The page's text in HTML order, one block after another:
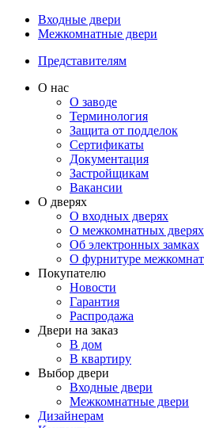
Входные двери
Межкомнатные двери
Представителям
О нас
О заводе
Терминология
Защита от подделок
Сертификаты
Документация
Застройщикам
Вакансии
О дверях
О входных дверях
О межкомнатных дверях
Об электронных замках
О фурнитуре
Покупателю
Новости
Гарантия
Распродажа
Двери на заказ
В дом
В квартиру
Выбор двери
Входные двери
Межкомнатные двери
Дизайнерам